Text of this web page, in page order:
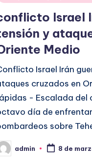
Israel
y
Medio
Israel Irán
cruzados en
- Escalada del
día de
sobre
admin 8 de